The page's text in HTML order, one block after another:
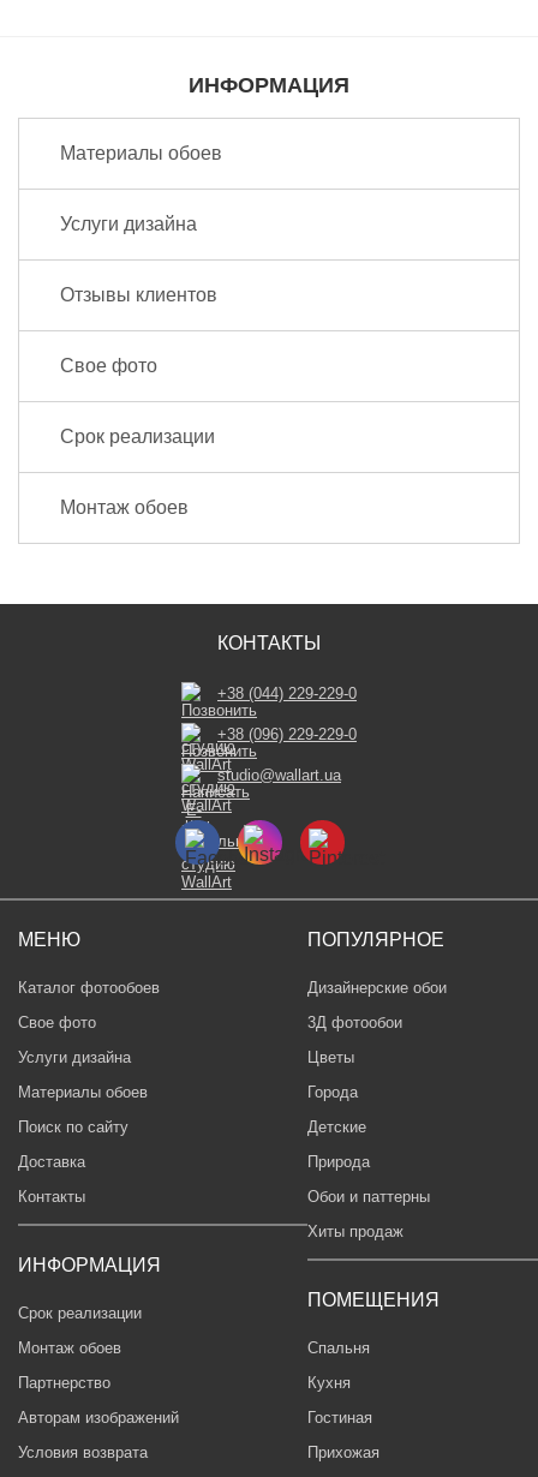
ИНФОРМАЦИЯ
Материалы обоев
Услуги дизайна
Отзывы клиентов
Свое фото
Срок реализации
Монтаж обоев
МЕНЮ
Каталог фотообоев
Свое фото
Услуги дизайна
Материалы обоев
Поиск по сайту
Доставка
Контакты
ИНФОРМАЦИЯ
Срок реализации
Монтаж обоев
Партнерство
Авторам изображений
Условия возврата
ПОПУЛЯРНОЕ
Дизайнерские обои
3Д фотообои
Цветы
Города
Детские
Природа
Обои и паттерны
Хиты продаж
ПОМЕЩЕНИЯ
Спальня
Кухня
Гостиная
Прихожая
КОНТАКТЫ
+38 (044) 229-229-0
+38 (096) 229-229-0
studio@wallart.ua